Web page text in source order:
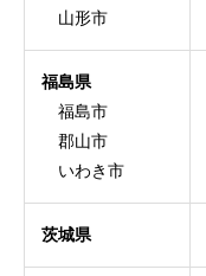
山形市
福島県
福島市
郡山市
いわき市
茨城県